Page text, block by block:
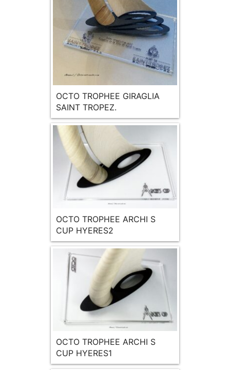
OCTO TROPHEE GIRAGLIA
SAINT TROPEZ.
OCTO TROPHEE ARCHI S
CUP HYERES2
OCTO TROPHEE ARCHI S
CUP HYERES1